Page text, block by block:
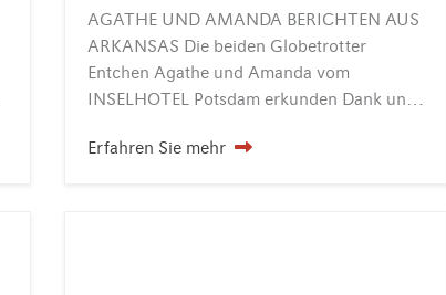
AGATHE UND AMANDA BERICHTEN AUS
ARKANSAS Die beiden Globetrotter
Entchen Agathe und Amanda vom
INSELHOTEL Potsdam erkunden Dank unserer Gäste die ganze Welt. Hier gibt es eine kleine Geschichte von der Reise in den amerikanischen Bundesstaat Arkansas, mit Bildern…
Erfahren Sie mehr